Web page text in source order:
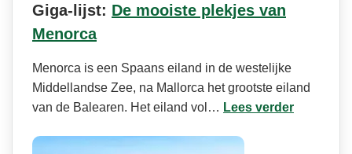
Giga-lijst: De mooiste plekjes van
Menorca
Menorca is een Spaans eiland in de westelijke
Middellandse Zee, na Mallorca het grootste eiland
van de Balearen. Het eiland vol… Lees verder